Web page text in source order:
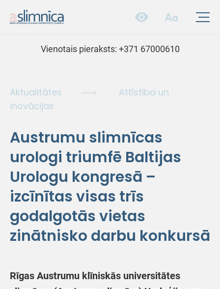
Vienotais pieraksts: +371 67000610
Aktualitātes
Attīstība un
inovācijas
Austrumu slimnīcas
urologi triumfē Baltijas
Urologu kongresā –
izcīnītas visas trīs
godalgotās vietas
zinātnisko darbu konkursā
Rīgas Austrumu klīniskās universitātes